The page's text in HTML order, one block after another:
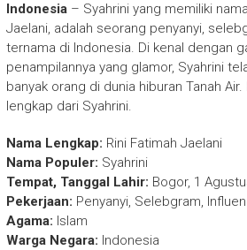
Indonesia– Syahrini yang memiliki
Jaelani, adalah seorang penyanyi,
ternama di Indonesia. Di kenal dengan
penampilannya yang glamor, Syahrini
banyak orang di dunia hiburan Tanah
lengkap dari Syahrini.
Nama Lengkap: Rini Fatimah Jaelani
Nama Populer: Syahrini
Tempat, Tanggal Lahir: Bogor, 1
Pekerjaan: Penyanyi, Selebgram,
Agama: Islam
Warga Negara: Indonesia